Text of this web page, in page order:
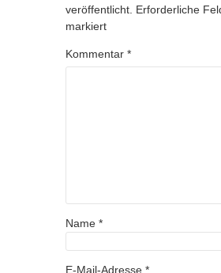
veröffentlicht. Erforderliche
markiert
Kommentar *
Name *
E-Mail-Adresse *